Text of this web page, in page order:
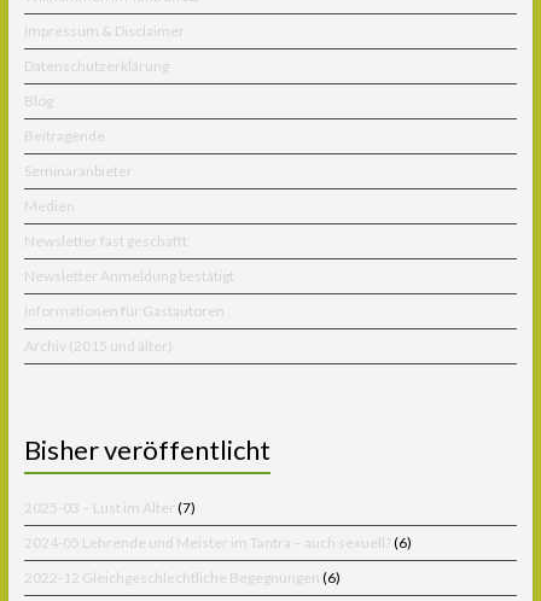
Impressum & Disclaimer
Datenschutzerklärung
Blog
Beitragende
Seminaranbieter
Medien
Newsletter fast geschafft
Newsletter Anmeldung bestätigt
Informationen für Gastautoren
Archiv (2015 und älter)
Bisher veröffentlicht
2025-03 – Lust im Alter (7)
2024-05 Lehrende und Meister im Tantra – auch sexuell?(6)
2022-12 Gleichgeschlechtliche Begegnungen (6)